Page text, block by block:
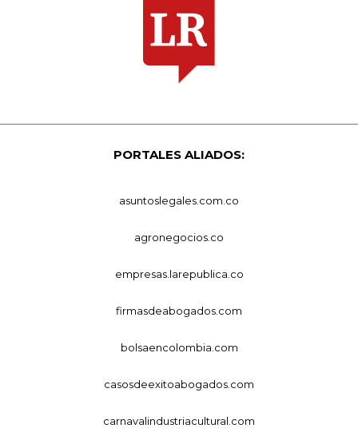
PORTALES ALIADOS:
asuntoslegales.com.co
agronegocios.co
empresas.larepublica.co
firmasdeabogados.com
bolsaencolombia.com
casosdeexitoabogados.com
carnavalindustriacultural.com